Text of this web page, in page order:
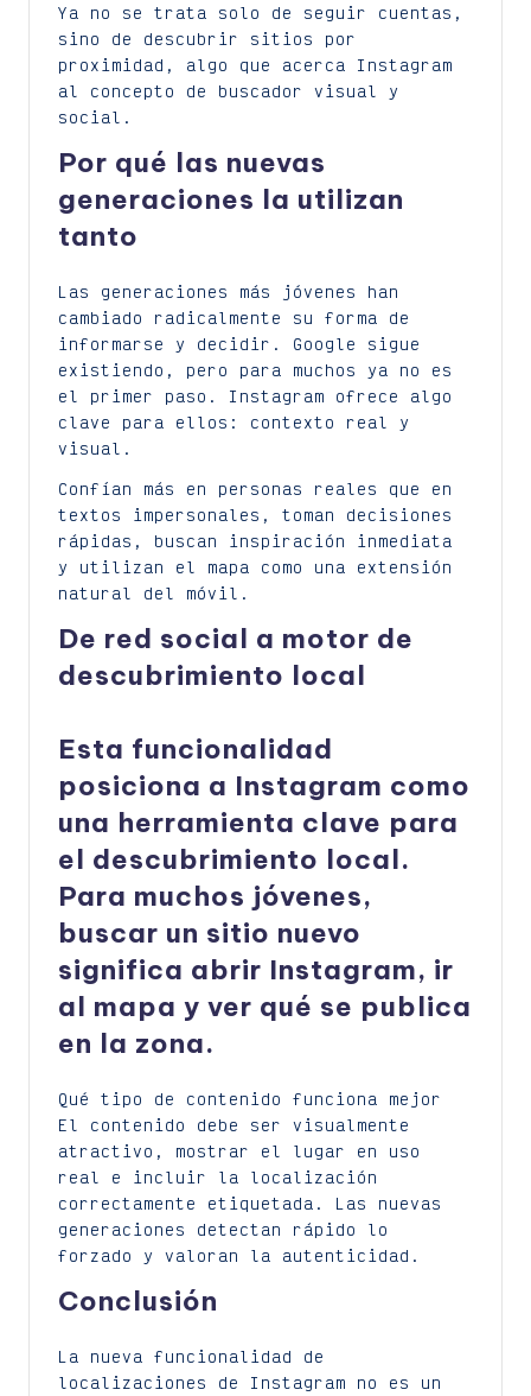
Ya no se trata solo de seguir cuentas,
sino de descubrir sitios por
proximidad, algo que acerca Instagram
al concepto de buscador visual y
social.
Por qué las nuevas
generaciones la utilizan
tanto
Las generaciones más jóvenes han
cambiado radicalmente su forma de
informarse y decidir. Google sigue
existiendo, pero para muchos ya no es
el primer paso. Instagram ofrece algo
clave para ellos: contexto real y
visual.
Confían más en personas reales que en
textos impersonales, toman decisiones
rápidas, buscan inspiración inmediata
y utilizan el mapa como una extensión
natural del móvil.
De red social a motor de
descubrimiento local
Esta funcionalidad
posiciona a Instagram como
una herramienta clave para
el descubrimiento local.
Para muchos jóvenes,
buscar un sitio nuevo
significa abrir Instagram, ir
al mapa y ver qué se publica
en la zona.
Qué tipo de contenido funciona mejor
El contenido debe ser visualmente
atractivo, mostrar el lugar en uso
real e incluir la localización
correctamente etiquetada. Las nuevas
generaciones detectan rápido lo
forzado y valoran la autenticidad.
Conclusión
La nueva funcionalidad de
localizaciones de Instagram no es un